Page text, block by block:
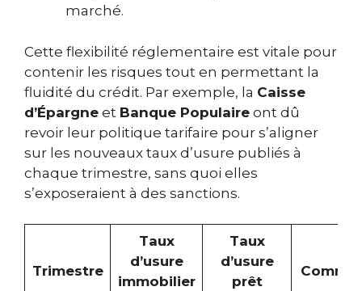
marché.
Cette flexibilité réglementaire est vitale pour
contenir les risques tout en permettant la
fluidité du crédit. Par exemple, la Caisse
d’Épargne et Banque Populaire ont dû
revoir leur politique tarifaire pour s’aligner
sur les nouveaux taux d’usure publiés à
chaque trimestre, sans quoi elles
s’exposeraient à des sanctions.
Trimestre
Taux
d’usure
immobilier
Taux
d’usure
prêt